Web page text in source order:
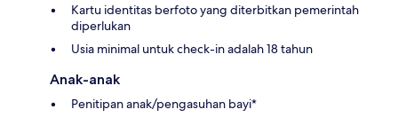
Kartu identitas berfoto yang diterbitkan pemerintah
diperlukan
Usia minimal untuk check-in adalah 18 tahun
Anak-anak
Penitipan anak/pengasuhan bayi*